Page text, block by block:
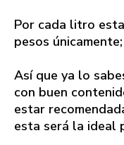
Por cada litro
pesos
Así que ya lo
con buen
estar
esta será la ideal